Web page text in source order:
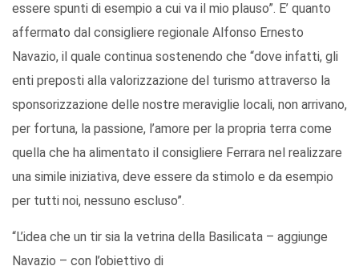
essere spunti di esempio a cui va il mio plauso”. E’ quanto
affermato dal consigliere regionale Alfonso Ernesto
Navazio, il quale continua sostenendo che “dove infatti, gli
enti preposti alla valorizzazione del turismo attraverso la
sponsorizzazione delle nostre meraviglie locali, non arrivano,
per fortuna, la passione, l’amore per la propria terra come
quella che ha alimentato il consigliere Ferrara nel realizzare
una simile iniziativa, deve essere da stimolo e da esempio
per tutti noi, nessuno escluso”.
“L’idea che un tir sia la vetrina della Basilicata – aggiunge
Navazio – con l’obiettivo di